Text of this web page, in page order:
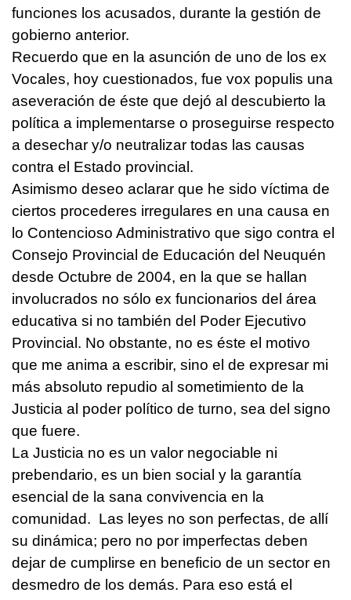
funciones los acusados, durante la gestión de
gobierno anterior.
Recuerdo que en la asunción de uno de los ex
Vocales, hoy cuestionados, fue vox populis una
aseveración de éste que dejó al descubierto la
política a implementarse o proseguirse respecto
a desechar y/o neutralizar todas las causas
contra el Estado provincial.
Asimismo deseo aclarar que he sido víctima de
ciertos procederes irregulares en una causa en
lo Contencioso Administrativo que sigo contra el
Consejo Provincial de Educación del Neuquén
desde Octubre de 2004, en la que se hallan
involucrados no sólo ex funcionarios del área
educativa si no también del Poder Ejecutivo
Provincial. No obstante, no es éste el motivo
que me anima a escribir, sino el de expresar mi
más absoluto repudio al sometimiento de la
Justicia al poder político de turno, sea del signo
que fuere.
La Justicia no es un valor negociable ni
prebendario, es un bien social y la garantía
esencial de la sana convivencia en la
comunidad. Las leyes no son perfectas, de allí
su dinámica; pero no por imperfectas deben
dejar de cumplirse en beneficio de un sector en
desmedro de los demás. Para eso está el